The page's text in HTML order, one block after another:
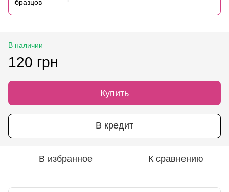
В наличии
120 грн
Купить
В кредит
В избранное К сравнению